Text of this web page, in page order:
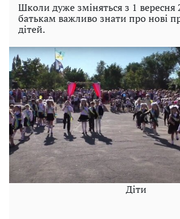
Школи дуже зміняться з 1 вересня
батькам важливо знати про нові
дітей.
Діти